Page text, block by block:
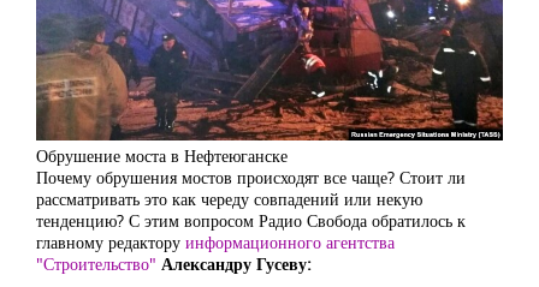
Обрушение моста в Нефтеюганске
Почему обрушения мостов происходят все чаще? Стоит ли
рассматривать это как череду совпадений или некую
тенденцию? С этим вопросом Радио Свобода обратилось к
главному редактору информационного агентства
"Строительство" Александру Гусеву: